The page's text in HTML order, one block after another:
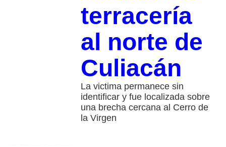
terracería
al norte de
Culiacán
La victima permanece sin
identificar y fue localizada sobre
una brecha cercana al Cerro de
la Virgen